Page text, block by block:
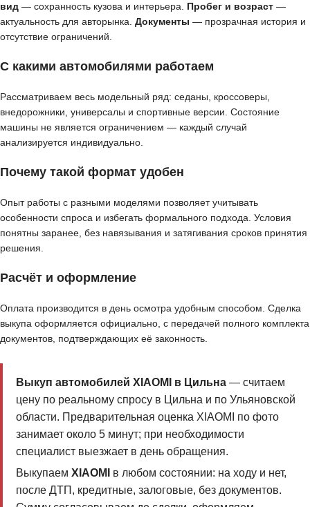
вид — сохранность кузова и интерьера. Пробег и возраст —
актуальность для авторынка. Документы — прозрачная история и
отсутствие ограничений.
С какими автомобилями работаем
Рассматриваем весь модельный ряд: седаны, кроссоверы,
внедорожники, универсалы и спортивные версии. Состояние
машины не является ограничением — каждый случай
анализируется индивидуально.
Почему такой формат удобен
Опыт работы с разными моделями позволяет учитывать
особенности спроса и избегать формального подхода. Условия
понятны заранее, без навязывания и затягивания сроков принятия
решения.
Расчёт и оформление
Оплата производится в день осмотра удобным способом. Сделка
выкупа оформляется официально, с передачей полного комплекта
документов, подтверждающих её законность.
Выкуп автомобилей XIAOMI в Цильна— считаем
цену по реальному спросу в Цильна и по Ульяновской
области. Предварительная оценка XIAOMI по фото
занимает около 5 минут; при необходимости
специалист выезжает в день обращения.
Выкупаем XIAOMI
в любом состоянии: на ходу и нет,
после ДТП, кредитные, залоговые, без документов.